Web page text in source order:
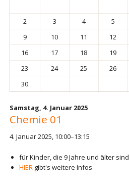
2
3 4 5
9
10 11 12
16
17 18 19
23
24 25 26
30
Samstag, 4. Januar 2025
Chemie 01
4. Januar 2025, 10:00–13:15
für Kinder, die 9 Jahre und älter sind
HIERgibt's weitere Infos